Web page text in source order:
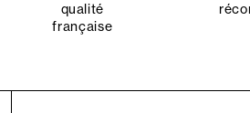
qualité
française